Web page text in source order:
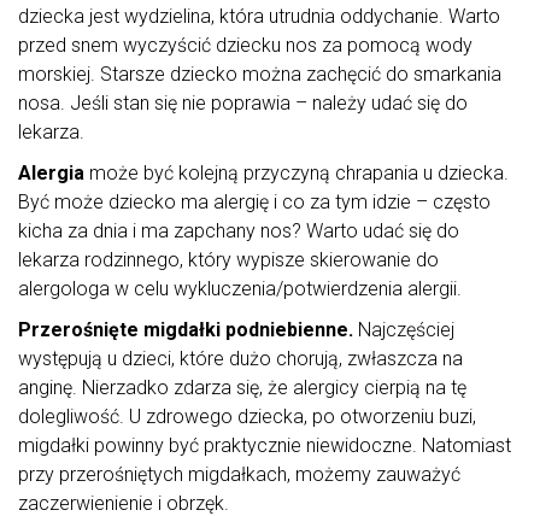
dziecka jest wydzielina, która utrudnia oddychanie. Warto
przed snem wyczyścić dziecku nos za pomocą wody
morskiej. Starsze dziecko można zachęcić do smarkania
nosa. Jeśli stan się nie poprawia – należy udać się do
lekarza.
Alergia może być kolejną przyczyną chrapania u dziecka.
Być może dziecko ma alergię i co za tym idzie – często
kicha za dnia i ma zapchany nos? Warto udać się do
lekarza rodzinnego, który wypisze skierowanie do
alergologa w celu wykluczenia/potwierdzenia alergii.
Przerośnięte migdałki podniebienne. Najczęściej
występują u dzieci, które dużo chorują, zwłaszcza na
anginę. Nierzadko zdarza się, że alergicy cierpią na tę
dolegliwość. U zdrowego dziecka, po otworzeniu buzi,
migdałki powinny być praktycznie niewidoczne. Natomiast
przy przerośniętych migdałkach, możemy zauważyć
zaczerwienienie i obrzęk.